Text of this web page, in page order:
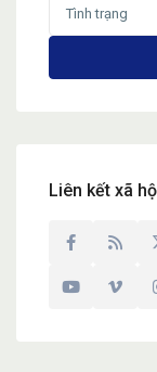
Tình trạng
Liên kết xã